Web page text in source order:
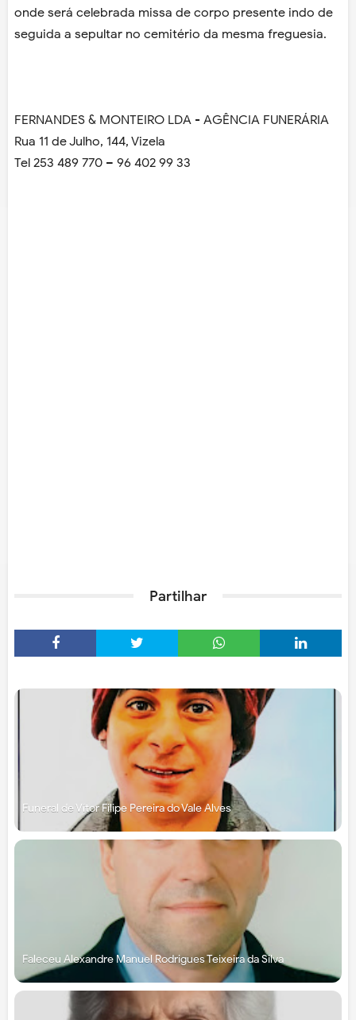
onde será ce­lebrada missa de cor­po presente indo de
seguida a sepultar no cemitério da mesma freguesia.
FERNANDES & MONTEIRO LDA - AGÊNCIA FUNER­ÁRIA
Rua 11 de Julho, 144, Vizela
Tel 253 489 770 – 96 402 99 33
Partilhar
Funeral de Vítor Filipe Pereira do Vale Alves
Faleceu Alexandre Manuel Rodrigues Teixeira da Silva